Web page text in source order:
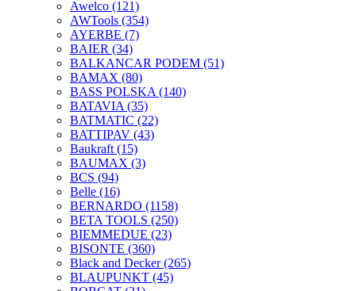
Awelco (121)
AWTools (354)
AYERBE (7)
BAIER (34)
BALKANCAR PODEM (51)
BAMAX (80)
BASS POLSKA (140)
BATAVIA (35)
BATMATIC (22)
BATTIPAV (43)
Baukraft (15)
BAUMAX (3)
BCS (94)
Belle (16)
BERNARDO (1158)
BETA TOOLS (250)
BIEMMEDUE (23)
BISONTE (360)
Black and Decker(265)
BLAUPUNKT (45)